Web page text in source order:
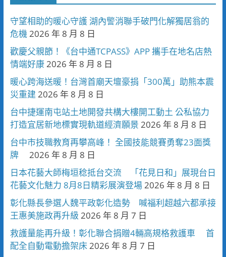
守望相助的暖心守護 湖內警消聯手破門化解獨居翁的
危機2026 年 8 月 8 日
歡慶父親節！《台中通TCPASS》APP 攜手在地名店熱
情端好康2026 年 8 月 8 日
暖心跨海送暖！台灣首廟天壇豪捐「300萬」助熊本震
災重建 2026 年 8 月 8 日
台中捷運南屯站土地開發共構大樓開工動土 公私協力
打造宜居新地標實現軌道經濟願景 2026 年 8 月 8 日
台中市技職教育再攀高峰！ 全國技能競賽勇奪23面獎
牌
2026 年 8 月 8 日
日本花藝大師梅垣稔抵台交流 「花見日和」展現台日
花藝文化魅力 8月8日精彩展演登場2026 年 8 月 8 日
彰化縣長參選人魏平政彰化造勢 喊福利超越六都承接
王惠美施政再升級 2026 年 8 月 7 日
救護量能再升級！彰化聯合捐贈4輛高規格救護車 首
配全自動電動擔架床2026 年 8 月 7 日